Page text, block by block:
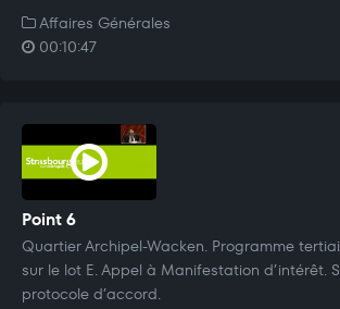
Affaires Générales
00:10:47
Point 6
Quartier Archipel-Wacken. Programme
sur le lot E. Appel à Manifestation d’intérêt.
protocole d’accord.